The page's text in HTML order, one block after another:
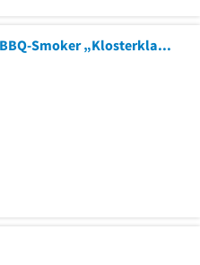
Restaurant, Räucherei u. BBQ-Smoker „Klosterklause“ Malchow